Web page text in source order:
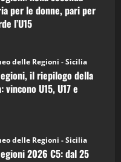
per le donne, pari per
l’U15
delle Regioni - Sicilia
il riepilogo della
U15, U17 e
delle Regioni - Sicilia
2026 C5: dal 25